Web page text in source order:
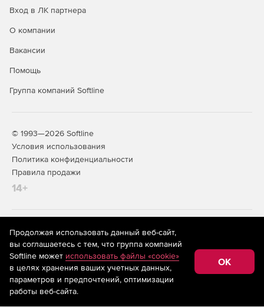
Вход в ЛК партнера
О компании
Вакансии
Помощь
Группа компаний Softline
© 1993—2026 Softline
Условия использования
Политика конфиденциальности
Правила продажи
14+
На информационном ресурсе store.softline.ru применяются
рекомендательные технологии
(информационные технологии
предоставления информации на основе сбора,
систематизации и анализа сведений, относящихся к
предпочтениям пользователей сети «Интернет»,
находящихся на территории Российской Федерации)
Продолжая использовать данный веб-сайт,
вы соглашаетесь с тем, что группа компаний
Softline может использовать файлы «cookie»
в целях хранения ваших учетных данных,
параметров и предпочтений, оптимизации
работы веб-сайта.
OK